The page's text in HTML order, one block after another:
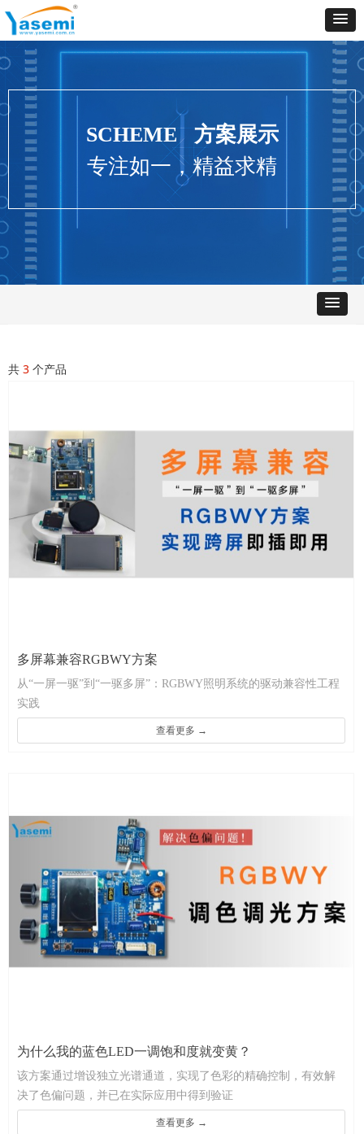
共 3 个产品
多屏幕兼容RGBWY方案
从“一屏一驱”到“一驱多屏”：RGBWY照明系统的驱动兼容性工程
实践
查看更多 →
为什么我的蓝色LED一调饱和度就变黄？
该方案通过增设独立光谱通道，实现了色彩的精确控制，有效解
决了色偏问题，并已在实际应用中得到验证
查看更多 →
SCHEME 方案展示
专注如一，精益求精